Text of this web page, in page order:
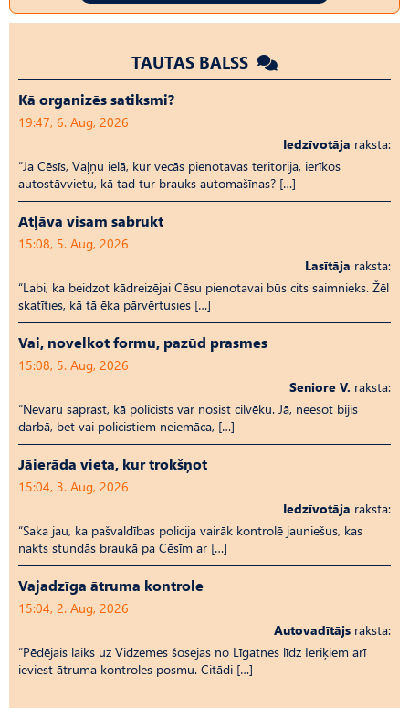
TAUTAS BALSS
Kā organizēs satiksmi?
19:47, 6. Aug, 2026
Iedzīvotāja raksta:
“Ja Cēsīs, Vaļņu ielā, kur vecās pienotavas teritorija, ierīkos
autostāvvietu, kā tad tur brauks automašīnas? […]
Atļāva visam sabrukt
15:08, 5. Aug, 2026
Lasītāja raksta:
“Labi, ka beidzot kādreizējai Cēsu pienotavai būs cits saimnieks. Žēl
skatīties, kā tā ēka pārvērtusies […]
Vai, novelkot formu, pazūd prasmes
15:08, 5. Aug, 2026
Seniore V. raksta:
“Nevaru saprast, kā policists var nosist cilvēku. Jā, neesot bijis
darbā, bet vai policistiem neiemāca, […]
Jāierāda vieta, kur trokšņot
15:04, 3. Aug, 2026
Iedzīvotāja raksta:
“Saka jau, ka pašvaldības policija vairāk kontrolē jauniešus, kas
nakts stundās braukā pa Cēsīm ar […]
Vajadzīga ātruma kontrole
15:04, 2. Aug, 2026
Autovadītājs raksta:
“Pēdējais laiks uz Vid­ze­mes šosejas no Līgatnes līdz Ieriķiem arī
ieviest ātruma kontroles posmu. Citādi […]